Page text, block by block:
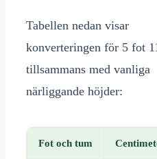
Tabellen nedan visar
konverteringen för 5 fot
tillsammans med vanliga
närliggande höjder:
Fot och tum